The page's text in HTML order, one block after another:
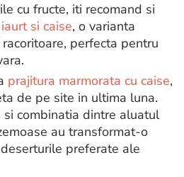
cu fructe, iti recomand si
si caise, o varianta
perfecta pentru
prajitura marmorata cu caise,
de pe site in ultima luna.
combinatia dintre aluatul
au transformat-o
preferate ale